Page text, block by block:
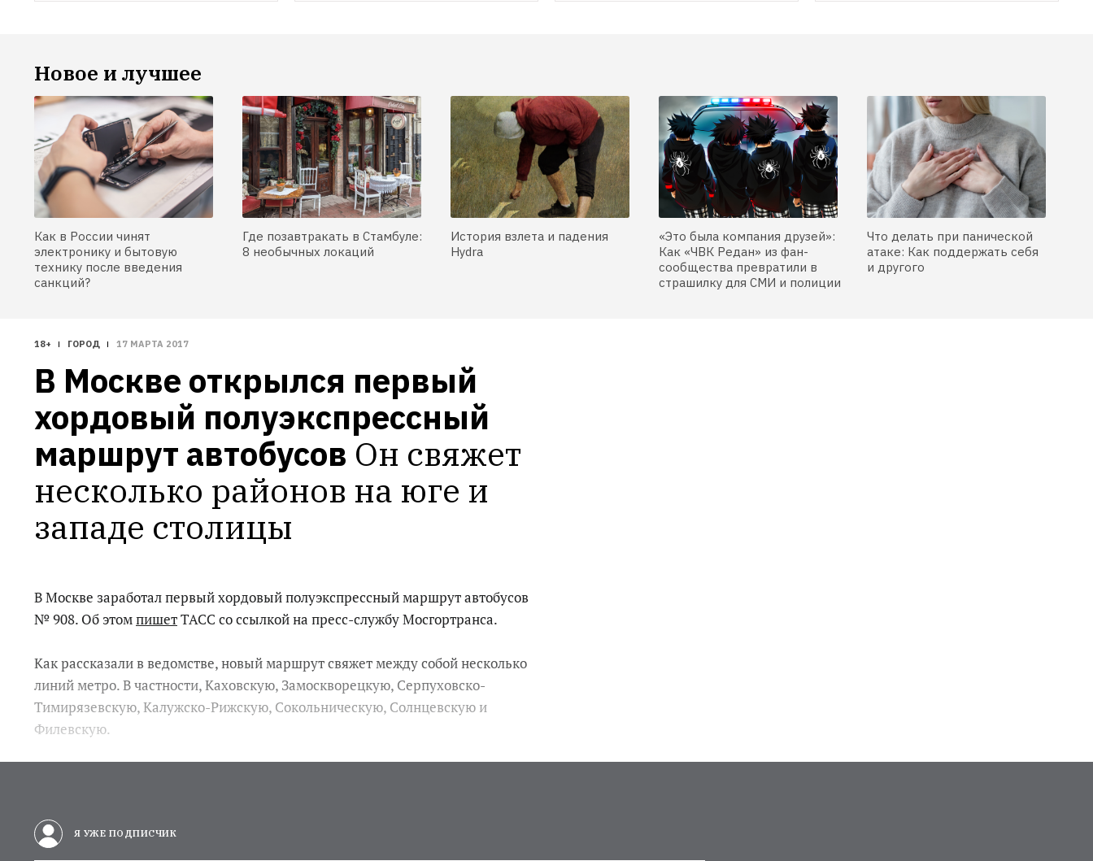
Новое и лучшее
Как в России чинят
электронику и бытовую
технику после введения
санкций?
Где позавтракать в Стамбуле:
8 необычных локаций
История взлета и падения
Hydra
«Это была компания друзей»:
Как «ЧВК Редан» из фан-
сообщества превратили в
страшилку для СМИ и полиции
Что делать при панической
атаке: Как поддержать себя
и другого
18+ ГОРОД 17 МАРТА 2017
В Москве открылся первый
хордовый полуэкспрессный
маршрут автобусов Он свяжет
несколько районов на юге и
западе столицы
В Москве заработал первый хордовый полуэкспрессный маршрут автобусов
№ 908. Об этомпишетТАСС со ссылкой на пресс-службу Мосгортранса.
Как рассказали в ведомстве, новый маршрут свяжет между собой несколько
линий метро. В частности, Каховскую, Замоскворецкую, Серпуховско-
Тимирязевскую, Калужско-Рижскую, Сокольническую, Солнцевскую и
Филевскую.
Я УЖЕ ПОДПИСЧИК